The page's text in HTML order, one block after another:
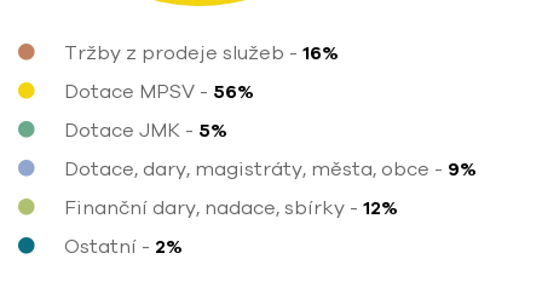
Tržby z prodeje služeb -
Dotace MPSV -
Dotace JMK -
Dotace, dary, magistráty, města, obce -
Finanční dary, nadace, sbírky -
Ostatní -